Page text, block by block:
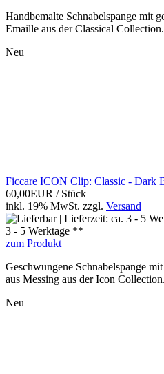
Handbemalte Schnabelspange mit
Emaille aus der Classical Collection.
Neu
Ficcare ICON Clip: Classic - Dark
60,00EUR / Stück
inkl. 19% MwSt. zzgl. Versand
3 - 5 Werktage **
zum Produkt
Geschwungene Schnabelspange
aus Messing aus der Icon Collection.
Neu